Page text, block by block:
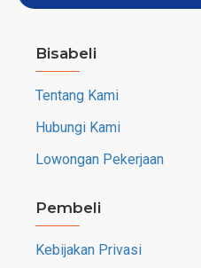
Bisabeli
Tentang Kami
Hubungi Kami
Lowongan Pekerjaan
Pembeli
Kebijakan Privasi